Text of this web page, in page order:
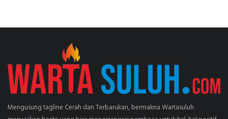
Mengusung tagline Cerah dan Terbarukan, bermakna Wartasuluh